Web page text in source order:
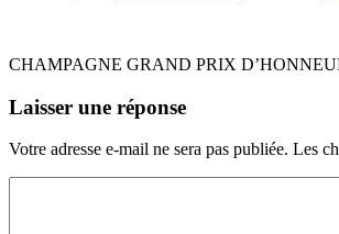
CHAMPAGNE GRAND PRIX
Laisser une réponse
Votre adresse e-mail ne sera pas publiée. Les